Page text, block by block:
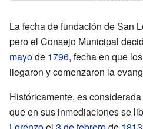
La fecha de fundación de San
pero el Consejo Municipal
mayode 1796, fecha en que los
llegaron y comenzaron la
Históricamente, es
que en sus inmediaciones se